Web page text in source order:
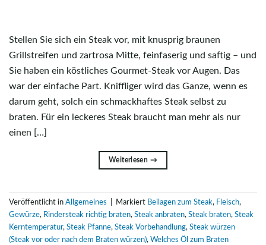
Stellen Sie sich ein Steak vor, mit knusprig braunen
Grillstreifen und zartrosa Mitte, feinfaserig und saftig – und
Sie haben ein köstliches Gourmet-Steak vor Augen. Das
war der einfache Part. Kniffliger wird das Ganze, wenn es
darum geht, solch ein schmackhaftes Steak selbst zu
braten. Für ein leckeres Steak braucht man mehr als nur
einen […]
Weiterlesen →
Veröffentlicht in Allgemeines Markiert Beilagen zum Steak, Fleisch,
Gewürze, Rindersteak richtig braten, Steak anbraten, Steak braten, Steak
Kerntemperatur, Steak Pfanne, Steak Vorbehandlung, Steak würzen
(Steak vor oder nach dem Braten würzen), Welches Öl zum Braten